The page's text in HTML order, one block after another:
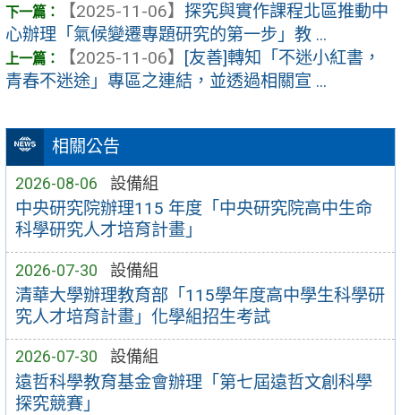
相關公告
2026-08-06 設備組
中央研究院辦理115 年度「中央研究院高中生命
科學研究人才培育計畫」
2026-07-30 設備組
清華大學辦理教育部「115學年度高中學生科學研
究人才培育計畫」化學組招生考試
2026-07-30 設備組
遠哲科學教育基金會辦理「第七屆遠哲文創科學
探究競賽」
【2025-11-06】 探究與實作課程北區推動中
心辦理「氣候變遷專題研究的第一步」教 ...
【2025-11-06】 [友善]轉知「不迷小紅書，
青春不迷途」專區之連結，並透過相關宣 ...